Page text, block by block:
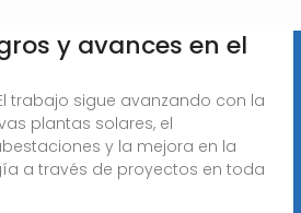
y avances en el
trabajo sigue avanzando con la
plantas solares, el
y la mejora en la
a través de proyectos en toda